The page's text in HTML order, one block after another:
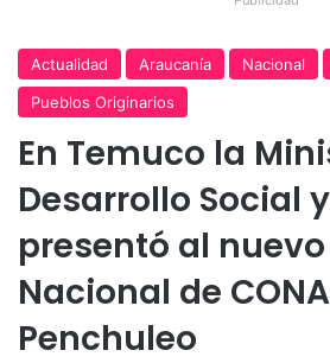
Actualidad Araucanía Nacional
Pueblos Originarios
En Temuco la
Desarrollo Social
presentó al
Nacional de
Penchuleo